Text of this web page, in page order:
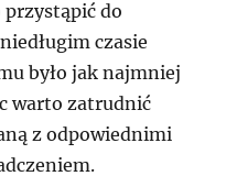
do
czasie
było jak najmniej
warto zatrudnić
z odpowiednimi